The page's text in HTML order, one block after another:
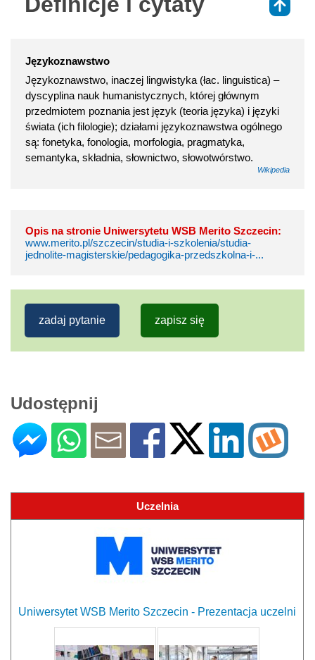
Językoznawstwo
Językoznawstwo, inaczej lingwistyka (łac. linguistica) –
dyscyplina nauk humanistycznych, której głównym
przedmiotem poznania jest język (teoria języka) i języki
świata (ich filologie); działami językoznawstwa ogólnego
są: fonetyka, fonologia, morfologia, pragmatyka,
semantyka, składnia, słownictwo, słowotwórstwo.
Wikipedia
Opis na stronie Uniwersytetu WSB Merito Szczecin:
www.merito.pl/szczecin/studia-i-szkolenia/studia-
jednolite-magisterskie/pedagogika-przedszkolna-i-...
zadaj pytanie zapisz się
Udostępnij
Uczelnia
Uniwersytet WSB Merito Szczecin - Prezentacja uczelni